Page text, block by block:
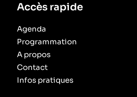
Accès rapide
Agenda
Programmation
A propos
Contact
Infos pratiques